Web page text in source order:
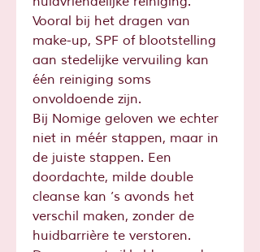
Vooral bij het dragen van
make-up, SPF of blootstelling
aan stedelijke vervuiling kan
één reiniging soms
onvoldoende zijn.
Bij Nomige geloven we echter
niet in méér stappen, maar in
de juiste stappen. Een
doordachte, milde double
cleanse kan ’s avonds het
verschil maken, zonder de
huidbarrière te verstoren.